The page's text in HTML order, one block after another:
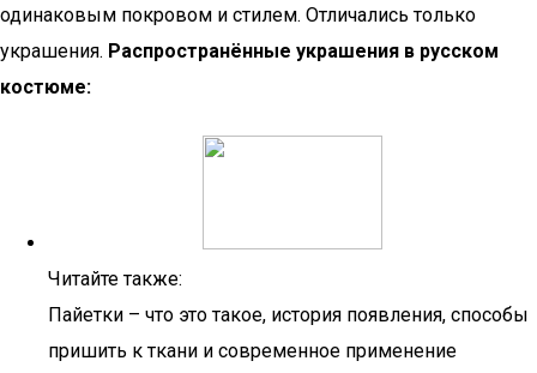
одинаковым покровом и стилем. Отличались только
украшения. Распространённые украшения в русском
костюме:
Читайте также:
Пайетки – что это такое, история появления, способы
пришить к ткани и современное применение